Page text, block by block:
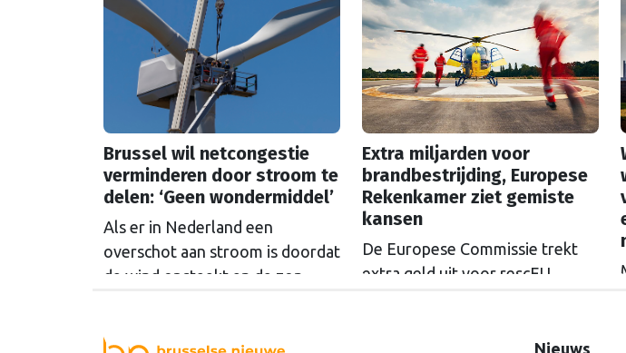
de Europese Ombudsman ook.
Wat is er mis met hoe Europa
wetten maakt?
steeds verder dreigt te worden
afgezwakt.
Brussel wil netcongestie
verminderen door stroom te
delen: ‘Geen wondermiddel’
Als er in Nederland een
overschot aan stroom is doordat
de wind opsteekt en de zon
plannen om dat mogelijk te
Extra miljarden voor
brandbestrijding, Europese
Rekenkamer ziet gemiste
kansen
De Europese Commissie trekt
extra geld uit voor rescEU,
even goed uitgegeven, ziet de
Nieuws